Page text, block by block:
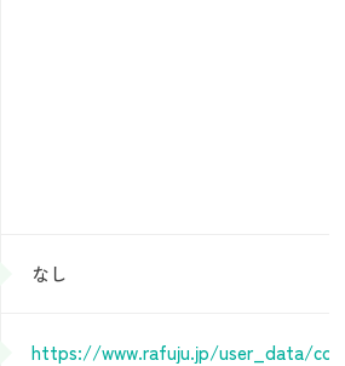
なし
https://www.rafuju.jp/user_data/